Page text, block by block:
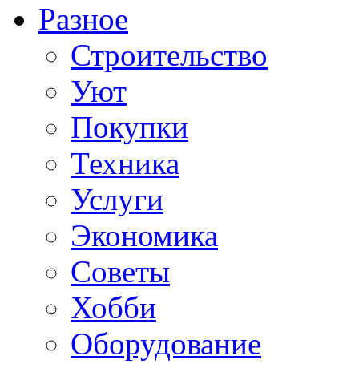
Разное
Строительство
Уют
Покупки
Техника
Услуги
Экономика
Советы
Хобби
Oборудование